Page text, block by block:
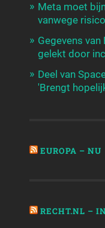
Meta moet
vanwege
Gegevens
gelekt door
Deel van
'Brengt
EUROPA – NU
RECHT.NL –